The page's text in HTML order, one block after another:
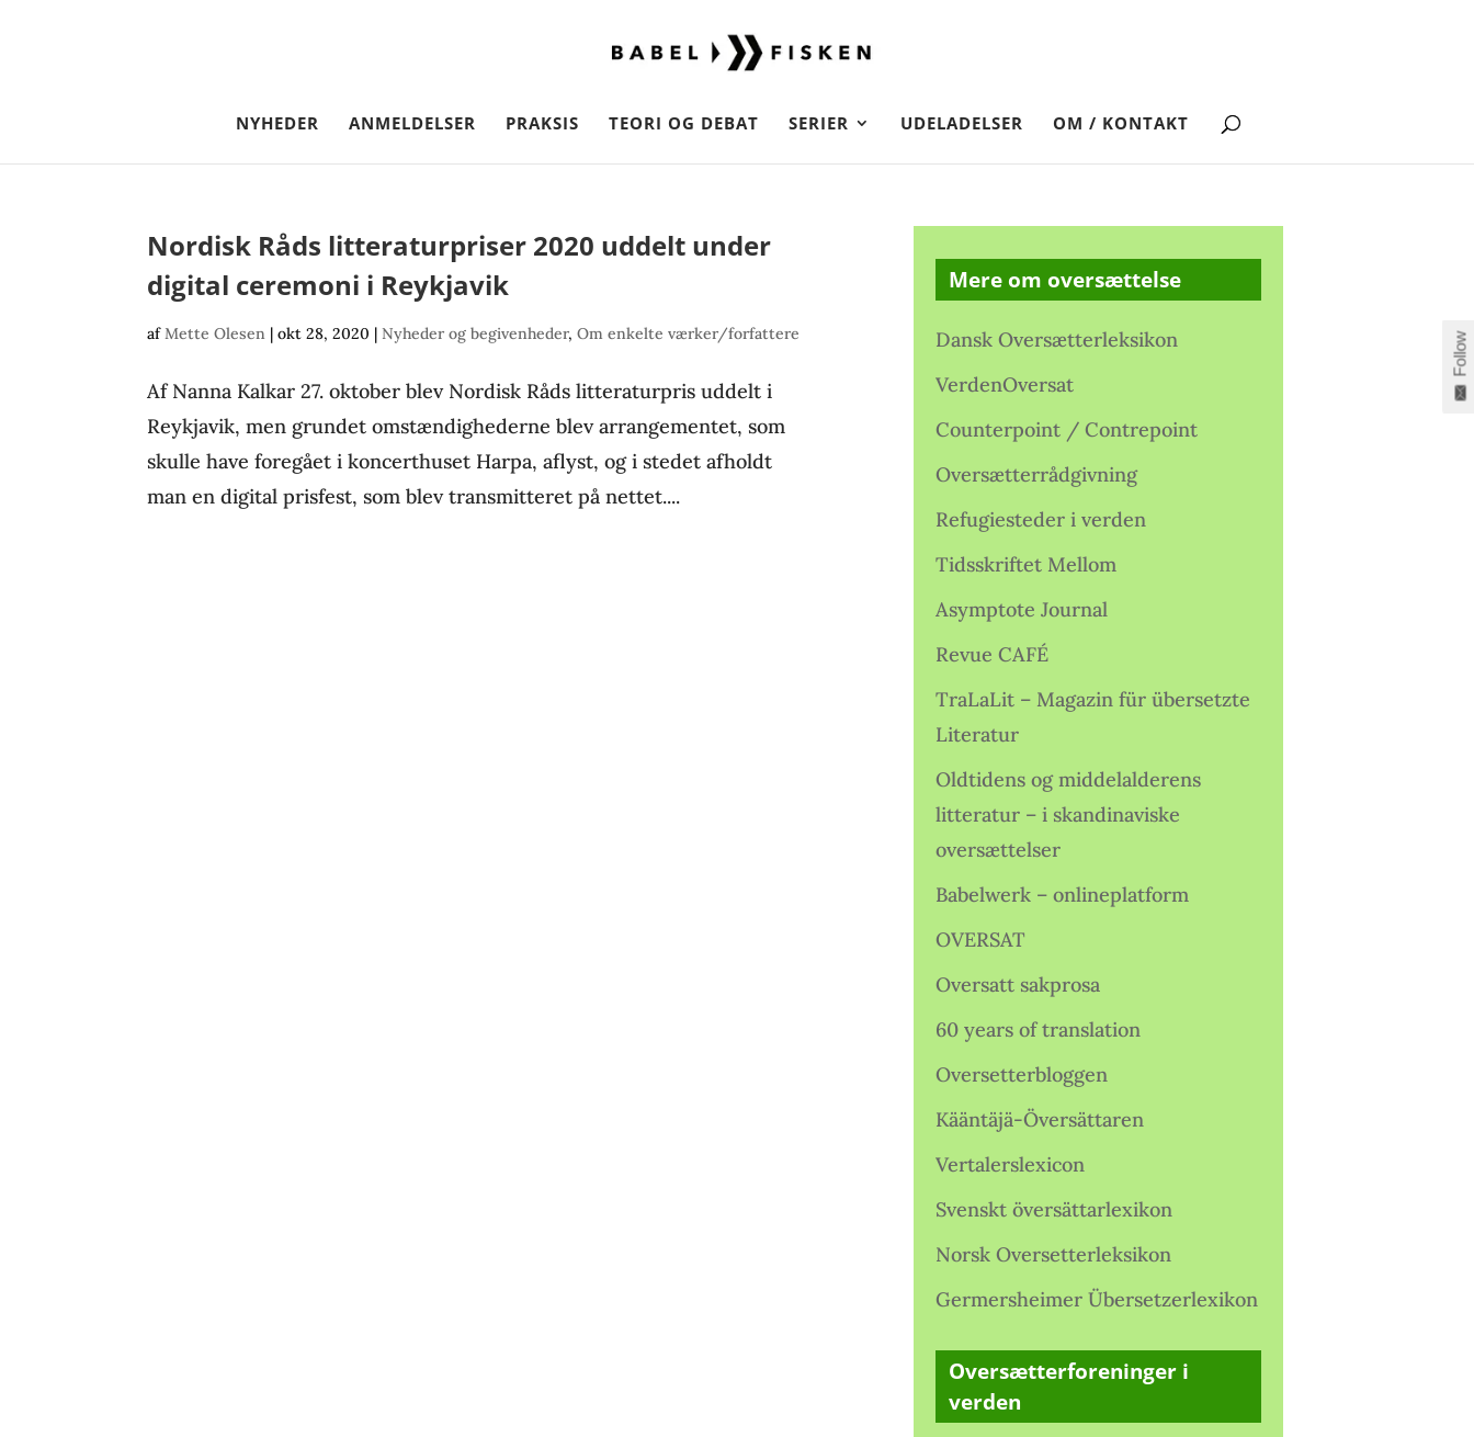
NYHEDER ANMELDELSER PRAKSIS TEORI OG DEBAT SERIER UDELADELSER OM / KONTAKT
Nordisk Råds litteraturpriser 2020 uddelt under
digital ceremoni i Reykjavik
afMette Olesen |okt 28, 2020 |Nyheder og begivenheder,Om enkelte værker/forfattere
Af Nanna Kalkar 27. oktober blev Nordisk Råds litteraturpris uddelt i
Reykjavik, men grundet omstændighederne blev arrangementet, som
skulle have foregået i koncerthuset Harpa, aflyst, og i stedet afholdt
man en digital prisfest, som blev transmitteret på nettet....
Mere om oversættelse
Dansk Oversætterleksikon
VerdenOversat
Counterpoint / Contrepoint
Oversætterrådgivning
Refugiesteder i verden
Tidsskriftet Mellom
Asymptote Journal
Revue CAFÉ
TraLaLit – Magazin für übersetzte
Literatur
Oldtidens og middelalderens
litteratur – i skandinaviske
oversættelser
Babelwerk – onlineplatform
OVERSAT
Oversatt sakprosa
60 years of translation
Oversetterbloggen
Kääntäjä-Översättaren
Vertalerslexicon
Svenskt översättarlexikon
Norsk Oversetterleksikon
Germersheimer Übersetzerlexikon
Oversætterforeninger i
verden
Follow